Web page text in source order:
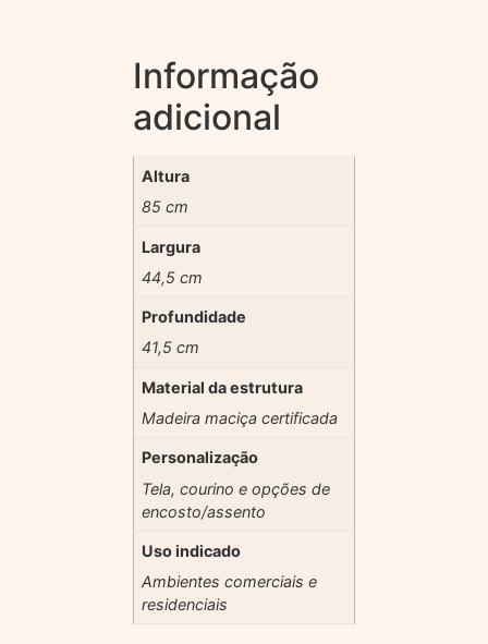
Informação
adicional
Altura
85 cm
Largura
44,5 cm
Profundidade
41,5 cm
Material da estrutura
Madeira maciça certificada
Personalização
Tela, courino e opções de
encosto/assento
Uso indicado
Ambientes comerciais e
residenciais